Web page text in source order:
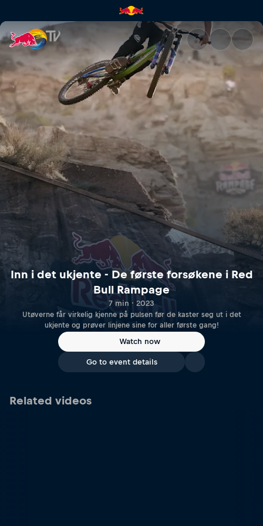
Inn i det ukjente - De første
Inn i det ukjente - De første forsøkene i Red
Bull Rampage
7 min · 2023
Utøverne får virkelig kjenne på pulsen før de kaster seg ut i det
ukjente og prøver linjene sine for aller første gang!
Watch now
Go to event details
Related videos